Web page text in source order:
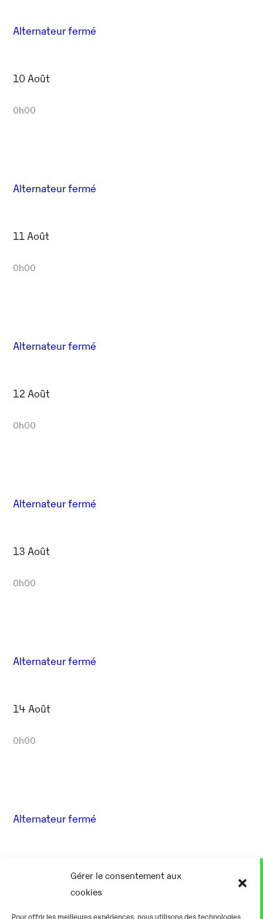
Gérer le consentement aux
cookies
Pour offrir les meilleures expériences, nous utilisons des technologies
Alternateur fermé
10 Août
0h00
Alternateur fermé
11 Août
0h00
Alternateur fermé
12 Août
0h00
Alternateur fermé
13 Août
0h00
Alternateur fermé
14 Août
0h00
Alternateur fermé